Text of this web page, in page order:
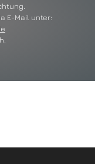
E-Mail unter: